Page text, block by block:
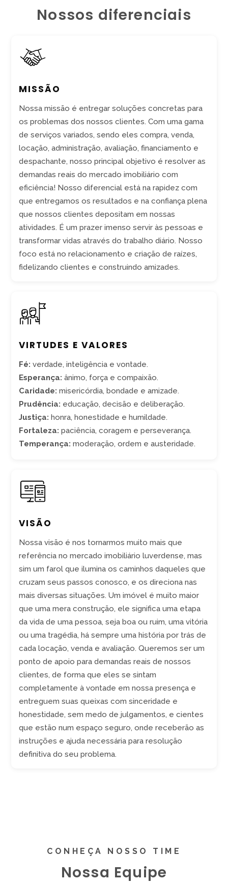
Nossos diferenciais
MISSÃO
Nossa missão é entregar soluções concretas para
os problemas dos nossos clientes. Com uma gama
de serviços variados, sendo eles compra, venda,
locação, administração, avaliação, financiamento e
despachante, nosso principal objetivo é resolver as
demandas reais do mercado imobiliário com
eficiência! Nosso diferencial está na rapidez com
que entregamos os resultados e na confiança plena
que nossos clientes depositam em nossas
atividades. É um prazer imenso servir às pessoas e
transformar vidas através do trabalho diário. Nosso
foco está no relacionamento e criação de raízes,
fidelizando clientes e construindo amizades.
VIRTUDES E VALORES
Fé: verdade, inteligência e vontade.
Esperança: ânimo, força e compaixão.
Caridade: misericórdia, bondade e amizade.
Prudência: educação, decisão e deliberação.
Justiça: honra, honestidade e humildade.
Fortaleza: paciência, coragem e perseverança.
Temperança: moderação, ordem e austeridade.
VISÃO
Nossa visão é nos tornarmos muito mais que
referência no mercado imobiliário luverdense, mas
sim um farol que ilumina os caminhos daqueles que
cruzam seus passos conosco, e os direciona nas
mais diversas situações. Um imóvel é muito maior
que uma mera construção, ele significa uma etapa
da vida de uma pessoa, seja boa ou ruim, uma vitória
ou uma tragédia, há sempre uma história por trás de
cada locação, venda e avaliação. Queremos ser um
ponto de apoio para demandas reais de nossos
clientes, de forma que eles se sintam
completamente à vontade em nossa presença e
entreguem suas queixas com sinceridade e
honestidade, sem medo de julgamentos, e cientes
que estão num espaço seguro, onde receberão as
instruções e ajuda necessária para resolução
definitiva do seu problema.
CONHEÇA NOSSO TIME
Nossa Equipe